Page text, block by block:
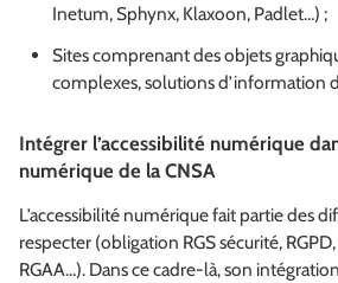
Inetum, Sphynx, Klaxoon, Padlet…) ;
Sites comprenant des objets
complexes, solutions d’information
Intégrer l’accessibilité numérique
numérique de la CNSA
L’accessibilité numérique fait partie des
respecter (obligation RGS sécurité,
RGAA…). Dans ce cadre-là, son